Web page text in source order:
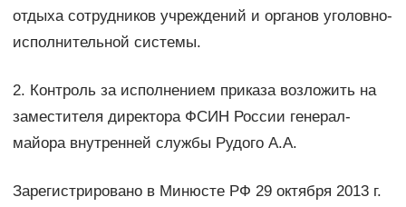
отдыха сотрудников учреждений и органов уголовно-
исполнительной системы.
2. Контроль за исполнением приказа возложить на
заместителя директора ФСИН России генерал-
майора внутренней службы Рудого А.А.
Зарегистрировано в Минюсте РФ 29 октября 2013 г.